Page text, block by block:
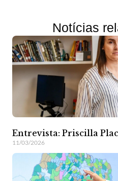
Notícias
Entrevista: Priscilla
11/03/2026